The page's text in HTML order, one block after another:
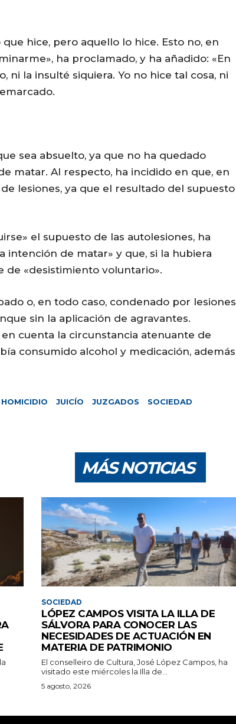
hice, pero aquello lo hice. Esto no, en
ha proclamado, y ha añadido: «En
ni la insulté siquiera. Yo no hice tal cosa, ni
sea absuelto, ya que no ha quedado
matar. Al respecto, ha incidido en que, en
lesiones, ya que el resultado del supuesto
el supuesto de las autolesiones, ha
intención de matar» y que, si la hubiera
de «desistimiento voluntario».
o, en todo caso, condenado por lesiones
sin la aplicación de agravantes.
cuenta la circunstancia atenuante de
consumido alcohol y medicación, además
HOMICIDIO JUICÍO JUZGADOS
SOCIEDAD
MÁS NOTICIAS
SOCIEDAD
LÓPEZ CAMPOS VISITA LA ILLA DE
SÁLVORA PARA CONOCER LAS
NECESIDADES DE ACTUACIÓN EN
MATERIA DE PATRIMONIO
El conselleiro de Cultura, José López Campos, ha
visitado este miércoles la Illa de...
5 agosto, 2026